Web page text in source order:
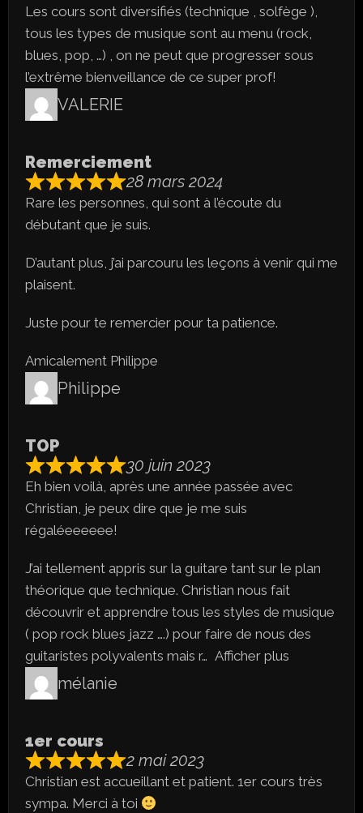
Les cours sont diversifiés (technique , solfège ),
tous les types de musique sont au menu (rock,
blues, pop, …) , on ne peut que progresser sous
l’extrême bienveillance de ce super prof!
VALERIE
Remerciement
28 mars 2024
Rare les personnes, qui sont à l’écoute du
débutant que je suis.
D’autant plus, j’ai parcouru les leçons à venir qui me
plaisent.
Juste pour te remercier pour ta patience.
Amicalement Philippe
Philippe
TOP
30 juin 2023
Eh bien voilà, après une année passée avec
Christian, je peux dire que je me suis
régaléeeeeee!
J’ai tellement appris sur la guitare tant sur le plan
théorique que technique. Christian nous fait
découvrir et apprendre tous les styles de musique
( pop rock blues jazz ….) pour faire de nous des
guitaristes polyvalents mais r
Afficher plus
mélanie
1er cours
2 mai 2023
Christian est accueillant et patient. 1er cours très
sympa. Merci à toi